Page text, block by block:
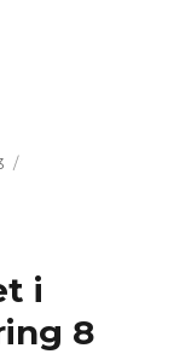
i
8